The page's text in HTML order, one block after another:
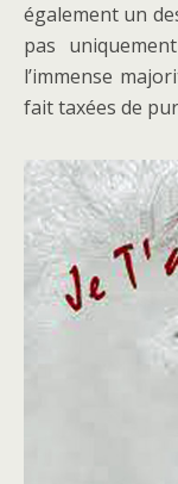
également un
pas
l’immense
fait taxées de